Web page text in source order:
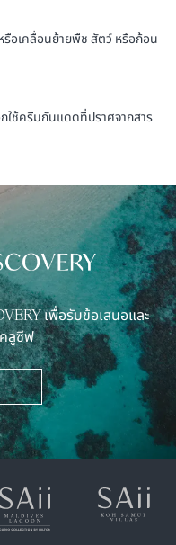
อเคลื่อนย้ายพืช สัตว์ หรือก้อน
ใช้ครีมกันแดดที่ปราศจากสาร
เพื่อรับข้อเสนอและ
ลูซีฟ